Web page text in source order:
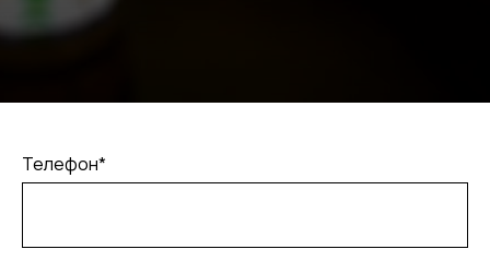
Телефон*